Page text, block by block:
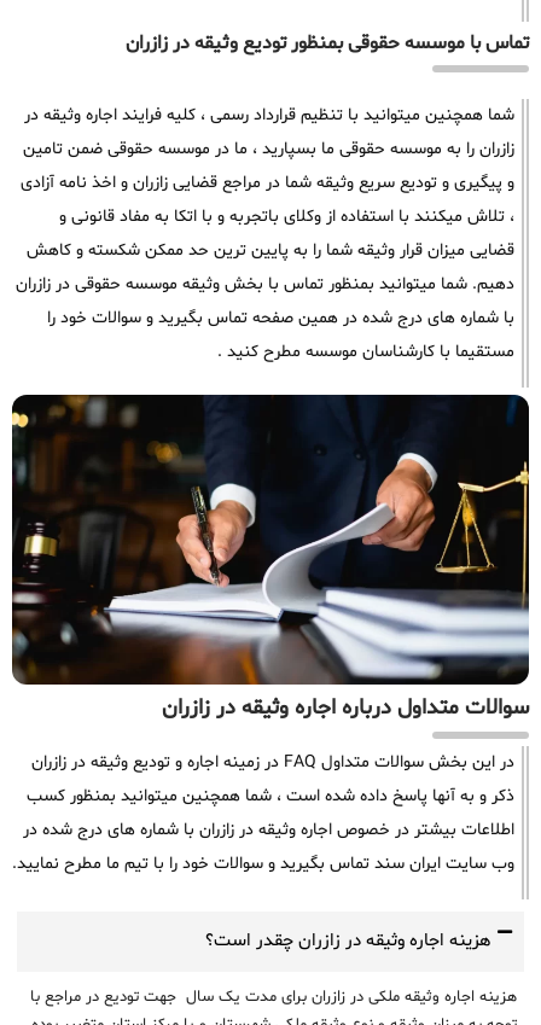
تماس با موسسه حقوقی بمنظور تودیع وثیقه در زازران
شما همچنین میتوانید با تنظیم قرارداد رسمی ، کلیه فرایند اجاره وثیقه در
زازران را به موسسه حقوقی ما بسپارید ، ما در موسسه حقوقی ضمن تامین
و پیگیری و تودیع سریع وثیقه شما در مراجع قضایی زازران و اخذ نامه آزادی
، تلاش میکنند با استفاده از وکلای باتجربه و با اتکا به مفاد قانونی و
قضایی میزان قرار وثیقه شما را به پایین ترین حد ممکن شکسته و کاهش
دهیم. شما میتوانید بمنظور تماس با بخش وثیقه موسسه حقوقی در زازران
با شماره های درج شده در همین صفحه تماس بگیرید و سوالات خود را
مستقیما با کارشناسان موسسه مطرح کنید .
سوالات متداول درباره اجاره وثیقه در زازران
در این بخش سوالات متداول FAQ در زمینه اجاره و تودیع وثیقه در زازران
ذکر و به آنها پاسخ داده شده است ، شما همچنین میتوانید بمنظور کسب
اطلاعات بیشتر در خصوص اجاره وثیقه در زازران با شماره های درج شده در
وب سایت ایران سند تماس بگیرید و سوالات خود را با تیم ما مطرح نمایید.
هزینه اجاره وثیقه در زازران چقدر است؟
هزینه اجاره وثیقه ملکی در زازران برای مدت یک سال جهت تودیع در مراجع با